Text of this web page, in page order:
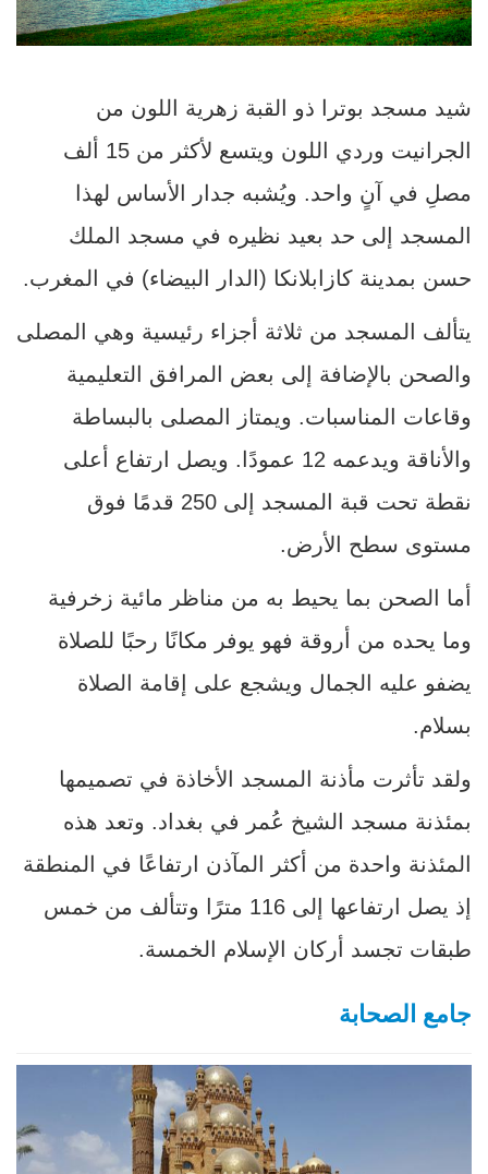
شيد مسجد بوترا ذو القبة زهرية اللون من
الجرانيت وردي اللون ويتسع لأكثر من 15 ألف
مصلِ في آنٍ واحد. ويُشبه جدار الأساس لهذا
المسجد إلى حد بعيد نظيره في مسجد الملك
حسن بمدينة كازابلانكا (الدار البيضاء) في المغرب.
يتألف المسجد من ثلاثة أجزاء رئيسية وهي المصلى
والصحن بالإضافة إلى بعض المرافق التعليمية
وقاعات المناسبات. ويمتاز المصلى بالبساطة
والأناقة ويدعمه 12 عمودًا. ويصل ارتفاع أعلى
نقطة تحت قبة المسجد إلى 250 قدمًا فوق
مستوى سطح الأرض.
أما الصحن بما يحيط به من مناظر مائية زخرفية
وما يحده من أروقة فهو يوفر مكانًا رحبًا للصلاة
يضفو عليه الجمال ويشجع على إقامة الصلاة
بسلام.
ولقد تأثرت مأذنة المسجد الأخاذة في تصميمها
بمئذنة مسجد الشيخ عُمر في بغداد. وتعد هذه
المئذنة واحدة من أكثر المآذن ارتفاعًا في المنطقة
إذ يصل ارتفاعها إلى 116 مترًا وتتألف من خمس
طبقات تجسد أركان الإسلام الخمسة.
جامع الصحابة